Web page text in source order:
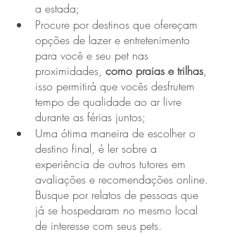
a estada;
Procure por destinos que ofereçam
opções de lazer e entretenimento
para você e seu pet nas
proximidades, como praias e trilhas,
isso permitirá que vocês desfrutem
tempo de qualidade ao ar livre
durante as férias juntos;
Uma ótima maneira de escolher o
destino final, é ler sobre a
experiência de outros tutores em
avaliações e recomendações online.
Busque por relatos de pessoas que
já se hospedaram no mesmo local
de interesse com seus pets.